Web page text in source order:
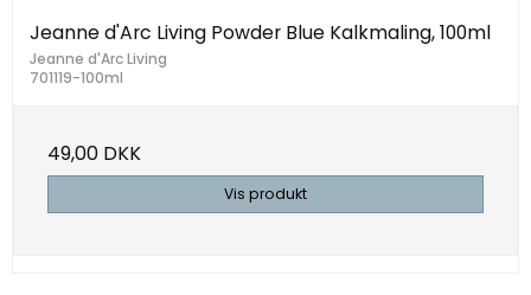
Jeanne d'Arc Living Powder Blue Kalkmaling, 100ml
Jeanne d'Arc Living
701119-100ml
49,00 DKK
Vis produkt